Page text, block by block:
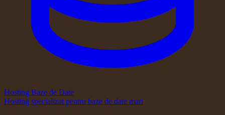
Hosting Baze de Date
Hosting specializat pentru baze de date mari